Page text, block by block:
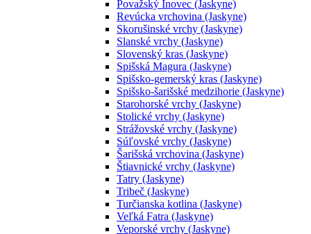
Považský Inovec (Jaskyne)
Revúcka vrchovina (Jaskyne)
Skorušinské vrchy (Jaskyne)
Slanské vrchy (Jaskyne)
Slovenský kras (Jaskyne)
Spišská Magura (Jaskyne)
Spišsko-gemerský kras (Jaskyne)
Spišsko-šarišské medzihorie (Jaskyne)
Starohorské vrchy (Jaskyne)
Stolické vrchy (Jaskyne)
Strážovské vrchy (Jaskyne)
Súľovské vrchy (Jaskyne)
Šarišská vrchovina (Jaskyne)
Štiavnické vrchy (Jaskyne)
Tatry (Jaskyne)
Tribeč (Jaskyne)
Turčianska kotlina (Jaskyne)
Veľká Fatra (Jaskyne)
Veporské vrchy (Jaskyne)